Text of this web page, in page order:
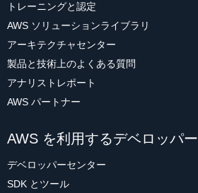
トレーニングと認定
AWS ソリューションライブラリ
アーキテクチャセンター
製品と技術上のよくある質問
アナリストレポート
AWS パートナー
AWS を利用するデベロッパー
デベロッパーセンター
SDK とツール